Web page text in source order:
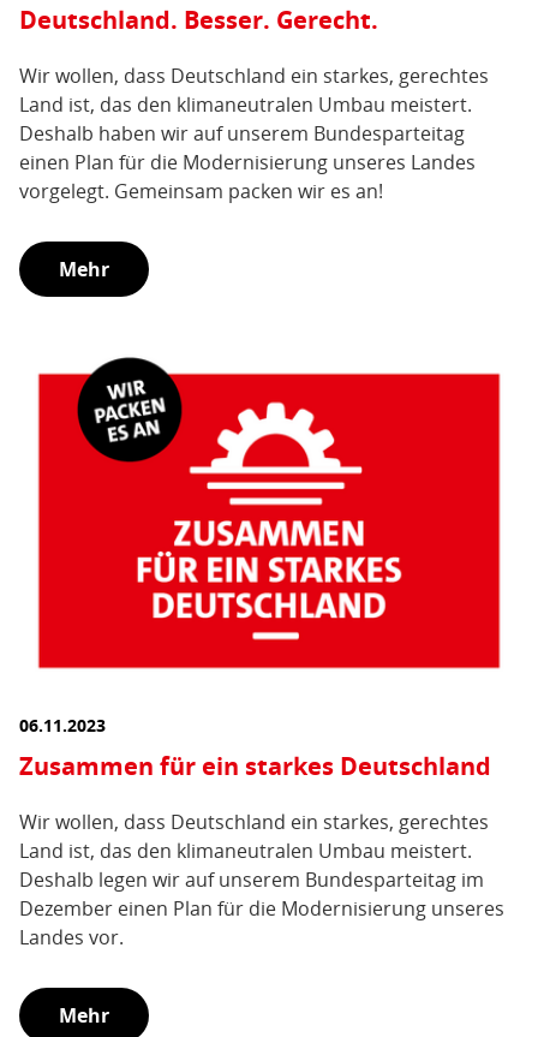
Deutschland. Besser. Gerecht.
Wir wollen, dass Deutschland ein starkes, gerechtes
Land ist, das den klimaneutralen Umbau meistert.
Deshalb haben wir auf unserem Bundesparteitag
einen Plan für die Modernisierung unseres Landes
vorgelegt. Gemeinsam packen wir es an!
Mehr
06.11.2023
Zusammen für ein starkes Deutschland
Wir wollen, dass Deutschland ein starkes, gerechtes
Land ist, das den klimaneutralen Umbau meistert.
Deshalb legen wir auf unserem Bundesparteitag im
Dezember einen Plan für die Modernisierung unseres
Landes vor.
Mehr